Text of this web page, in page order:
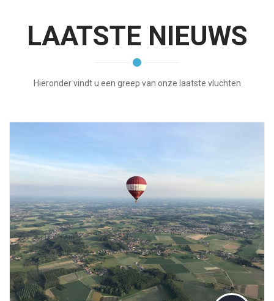
LAATSTE NIEUWS
Hieronder vindt u een greep van onze laatste vluchten